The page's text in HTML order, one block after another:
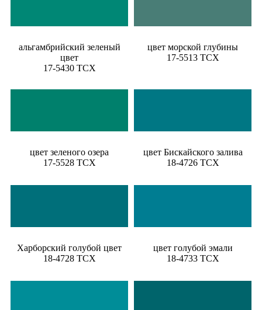
альгамбрийский зеленый
цвет
17-5430 TCX
цвет морской глубины
17-5513 TCX
цвет зеленого озера
17-5528 TCX
цвет Бискайского залива
18-4726 TCX
Харборский голубой цвет
18-4728 TCX
цвет голубой эмали
18-4733 TCX